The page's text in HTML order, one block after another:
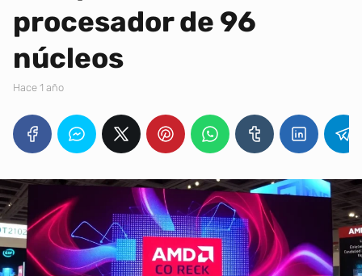
procesador de 96
núcleos
hace 1 año